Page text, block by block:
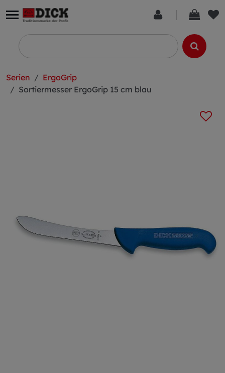
Serien
ErgoGrip
Sortiermesser ErgoGrip 15 cm blau